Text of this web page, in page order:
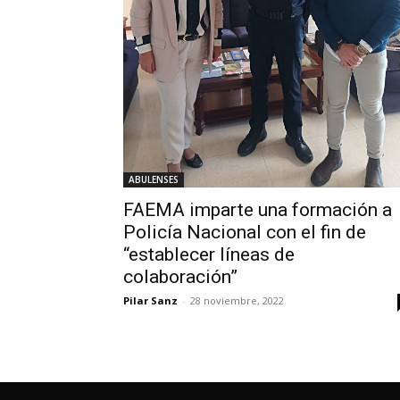
ABULENSES
FAEMA imparte una formación a
Policía Nacional con el fin de
“establecer líneas de
colaboración”
Pilar Sanz - 28 noviembre, 2022